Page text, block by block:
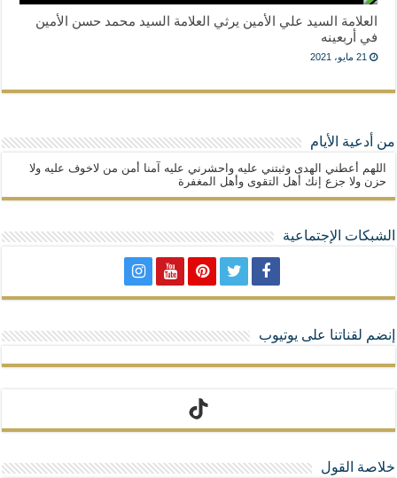
العلامة السيد علي الأمين يرثي العلامة السيد محمد حسن الأمين
في أربعينه
21 مايو، 2021
من أدعية الأيام
اللهم أعطني الهدى وثبتني عليه واحشرني عليه آمنا أمن من لاخوف عليه ولا
حزن ولا جزع إنك أهل التقوى وأهل المغفرة
الشبكات الإجتماعية
إنضم لقناتنا على يوتيوب
تيك توك
خلاصة القول